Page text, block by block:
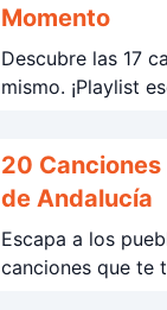
Momento
Descubre las 17
mismo. ¡Playlist
20
de Andalucía
Escapa a los
canciones que te